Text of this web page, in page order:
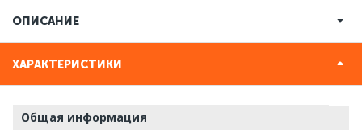
ОПИСАНИЕ
ХАРАКТЕРИСТИКИ
Общая информация